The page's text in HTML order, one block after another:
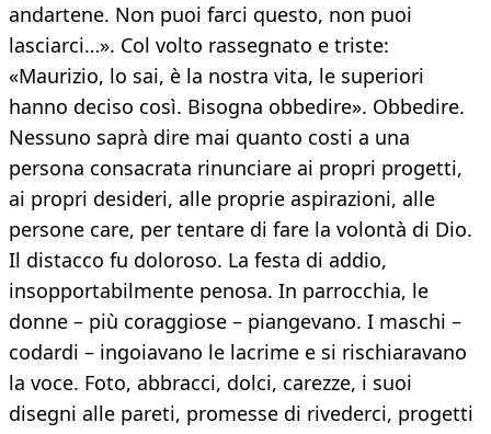
andartene. Non puoi farci questo, non puoi
lasciarci…». Col volto rassegnato e triste:
«Maurizio, lo sai, è la nostra vita, le superiori
hanno deciso così. Bisogna obbedire». Obbedire.
Nessuno saprà dire mai quanto costi a una
persona consacrata rinunciare ai propri progetti,
ai propri desideri, alle proprie aspirazioni, alle
persone care, per tentare di fare la volontà di Dio.
Il distacco fu doloroso. La festa di addio,
insopportabilmente penosa. In parrocchia, le
donne – più coraggiose – piangevano. I maschi –
codardi – ingoiavano le lacrime e si rischiaravano
la voce. Foto, abbracci, dolci, carezze, i suoi
disegni alle pareti, promesse di rivederci, progetti